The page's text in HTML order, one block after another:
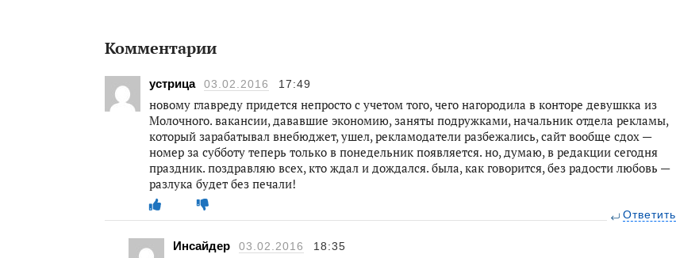
Комментарии
устрица 03.02.2016 17:49
новому главреду придется непросто с учетом того, чего нагородила в конторе девушкка из
Молочного. вакансии, дававшие экономию, заняты подружками, начальник отдела рекламы,
который зарабатывал внебюджет, ушел, рекламодатели разбежались, сайт вообще сдох —
номер за субботу теперь только в понедельник появляется. но, думаю, в редакции сегодня
праздник. поздравляю всех, кто ждал и дождался. была, как говорится, без радости любовь —
разлука будет без печали!
Ответить
Инсайдер 03.02.2016 18:35